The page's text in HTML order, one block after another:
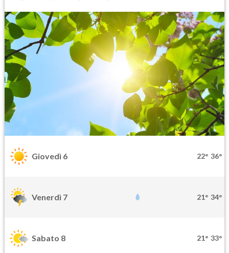
Giovedì 6 22° 36°
Venerdì 7 21° 34°
Sabato 8 21° 33°